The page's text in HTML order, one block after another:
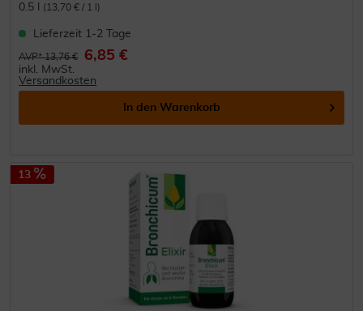
0.5 l
(13,70 € / 1 l)
Lieferzeit 1-2 Tage
AVP* 13,76 € 6,85 €
inkl. MwSt.
Versandkosten
In den Warenkorb
13